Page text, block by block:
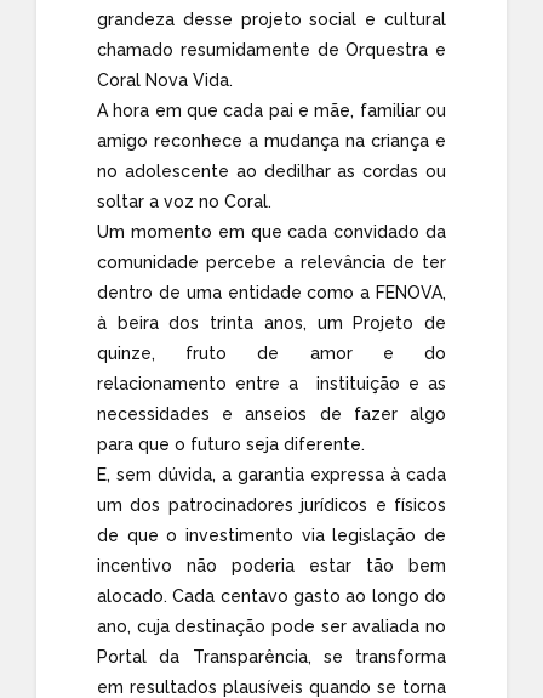
grandeza desse projeto social e cultural
chamado resumidamente de Orquestra e
Coral Nova Vida.
A hora em que cada pai e mãe, familiar ou
amigo reconhece a mudança na criança e
no adolescente ao dedilhar as cordas ou
soltar a voz no Coral.
Um momento em que cada convidado da
comunidade percebe a relevância de ter
dentro de uma entidade como a FENOVA,
à beira dos trinta anos, um Projeto de
quinze, fruto de amor e do
relacionamento entre a instituição e as
necessidades e anseios de fazer algo
para que o futuro seja diferente.
E, sem dúvida, a garantia expressa à cada
um dos patrocinadores jurídicos e físicos
de que o investimento via legislação de
incentivo não poderia estar tão bem
alocado. Cada centavo gasto ao longo do
ano, cuja destinação pode ser avaliada no
Portal da Transparência, se transforma
em resultados plausíveis quando se torna